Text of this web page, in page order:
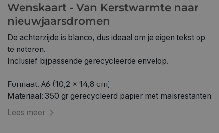
Wenskaart - Van Kerstwarmte naar
nieuwjaarsdromen
De achterzijde is blanco, dus ideaal om je eigen tekst op
te noteren.
Inclusief bijpassende gerecycleerde envelop.
Formaat: A6 (10,2 x 14,8 cm)
Materiaal: 350 gr gerecycleerd papier met maïsrestanten
Lees meer